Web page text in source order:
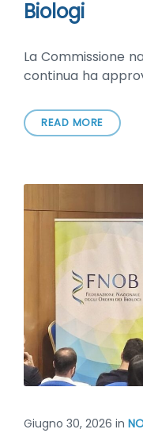
Biologi
La Commissione
continua ha
READ MORE
Giugno 30, 2026 in